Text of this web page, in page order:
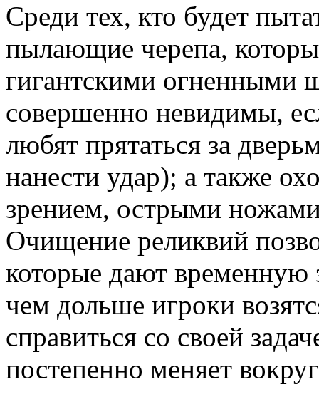
Среди тех, кто будет
пылающие черепа,
гигантскими огненными
совершенно невидимы,
любят прятаться за
нанести удар); а также
зрением, острыми
Очищение реликвий
которые дают временную
чем дольше игроки
справиться со своей
постепенно меняет